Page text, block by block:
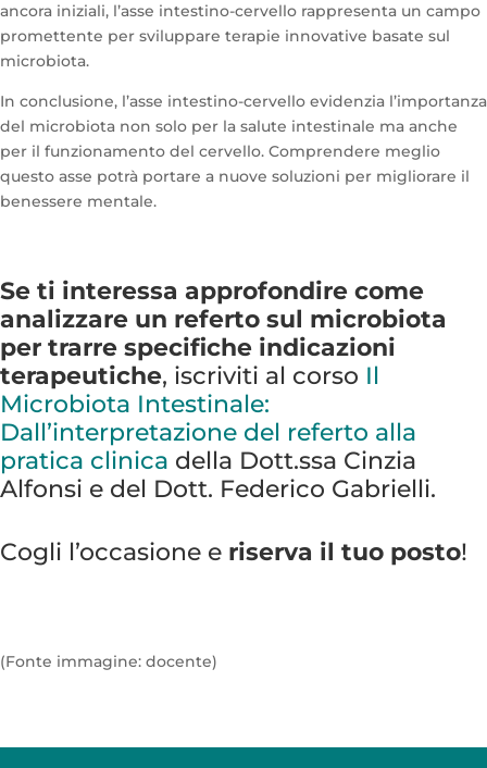
ancora iniziali, l’asse intestino-cervello rappresenta un campo
promettente per sviluppare terapie innovative basate sul
microbiota.
In conclusione, l’asse intestino-cervello evidenzia l’importanza
del microbiota non solo per la salute intestinale ma anche
per il funzionamento del cervello. Comprendere meglio
questo asse potrà portare a nuove soluzioni per migliorare il
benessere mentale.
Se ti interessa approfondire come
analizzare un referto sul microbiota
per trarre specifiche indicazioni
terapeutiche, iscriviti al corso Il
Microbiota Intestinale:
Dall’interpretazione del referto alla
pratica clinica della Dott.ssa Cinzia
Alfonsi e del Dott. Federico Gabrielli.
Cogli l’occasione e riserva il tuo posto!
(Fonte immagine: docente)